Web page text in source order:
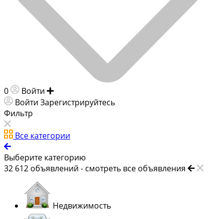
0 Войти
Войти Зарегистрируйтесь
Фильтр
Все категории
Выберите категорию
32 612 объявлений - смотреть все объявления
Недвижимость